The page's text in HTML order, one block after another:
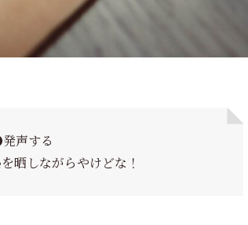
声する
晒しながらやけどな！